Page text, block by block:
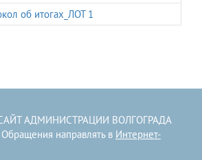
об итогах_ЛОТ 1
АДМИНИСТРАЦИИ ВОЛГОГРАДА
направлять в Интернет-